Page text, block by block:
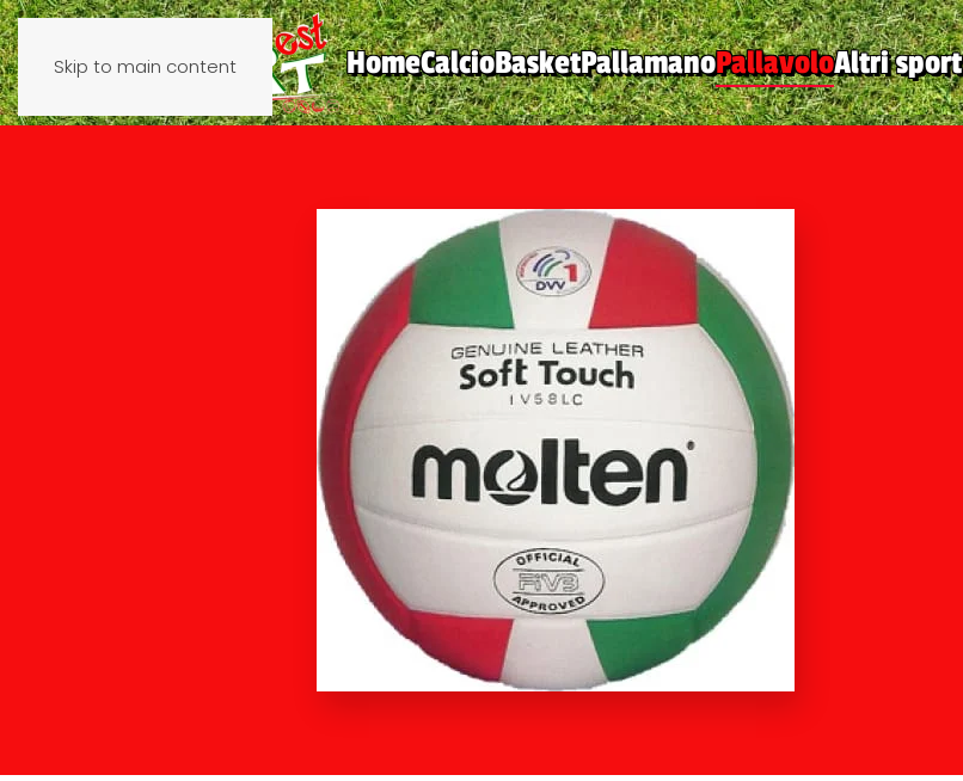
Skip to main content HomeCalcioBasketPallamanoPallavoloAltri sport